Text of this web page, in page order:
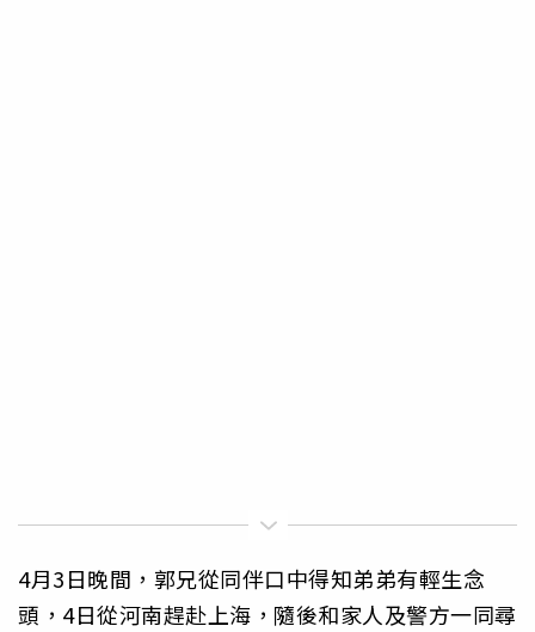
4月3日晚間，郭兄從同伴口中得知弟弟有輕生念
頭，4日從河南趕赴上海，隨後和家人及警方一同尋